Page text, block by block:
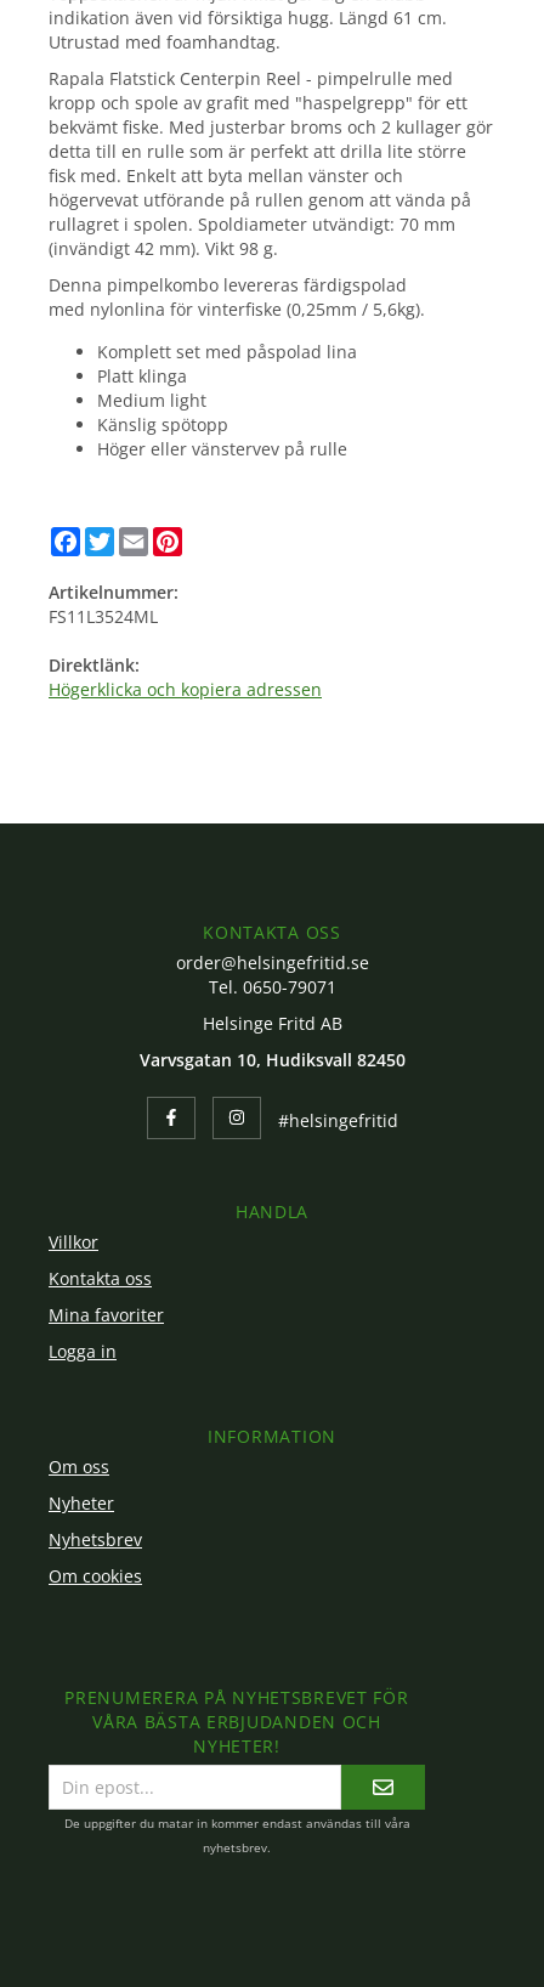
indikation även vid försiktiga hugg. Längd 61 cm.
Utrustad med foamhandtag.
Rapala Flatstick Centerpin Reel - pimpelrulle med
kropp och spole av grafit med "haspelgrepp" för ett
bekvämt fiske. Med justerbar broms och 2 kullager gör
detta till en rulle som är perfekt att drilla lite större
fisk med. Enkelt att byta mellan vänster och
högervevat utförande på rullen genom att vända på
rullagret i spolen. Spoldiameter utvändigt: 70 mm
(invändigt 42 mm). Vikt 98 g.
Denna pimpelkombo levereras färdigspolad
med nylonlina för vinterfiske (0,25mm / 5,6kg).
Komplett set med påspolad lina
Platt klinga
Medium light
Känslig spötopp
Höger eller vänstervev på rulle
Facebook
Twitter
Email
Artikelnummer:
FS11L3524ML
Direktlänk:
Högerklicka och kopiera adressen
KONTAKTA OSS
order@helsingefritid.se
Tel. 0650-79071
Helsinge Fritd AB
Varvsgatan 10, Hudiksvall 82450
#helsingefritid
HANDLA
Villkor
Kontakta oss
Mina favoriter
Logga in
INFORMATION
Om oss
Nyheter
Nyhetsbrev
Om cookies
PRENUMERERA PÅ NYHETSBREVET FÖR
VÅRA BÄSTA ERBJUDANDEN OCH
NYHETER!
postadress
De uppgifter du matar in kommer endast användas till våra
nyhetsbrev.